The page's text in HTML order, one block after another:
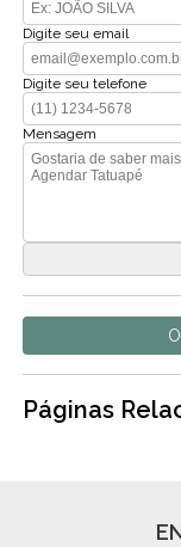
Digite seu email
Digite seu telefone
Mensagem
Páginas